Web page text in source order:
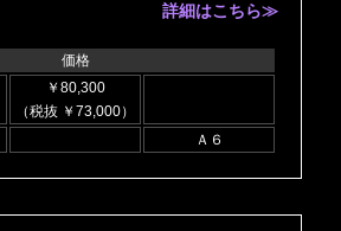
詳細はこちら≫
価格
￥80,300
（税抜 ￥73,000）
Ａ６